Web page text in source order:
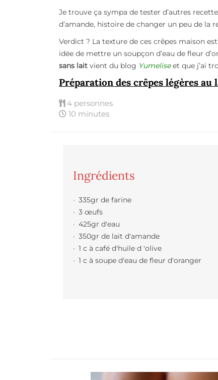
Je trouve ça sympa de tester d’autres
d’amande, histoire de changer un peu de la
Verdict ? La texture de ces crêpes maison
idée de mettre un soupçon d’eau de fleur
sans lait vient du blog Yumeliseet que j’ai
Préparation des crêpes légères au
4 personnes
10 minutes
Ingrédients
335gr de farine
3 œufs
425gr d'eau
350gr de lait d'amande
1 c à café d'huile d 'olive
1 c à soupe d'eau de fleur d'oranger